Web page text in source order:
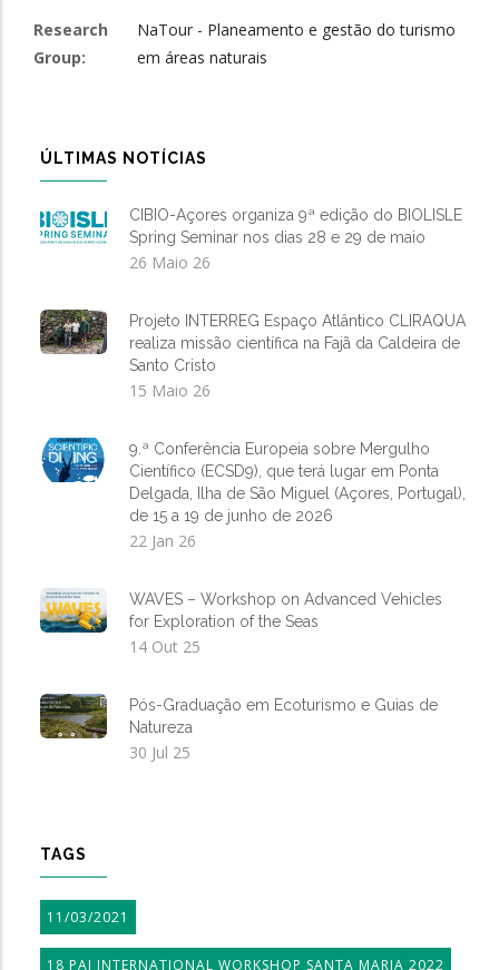
Research
Group
NaTour - Planeamento e gestão do turismo
em áreas naturais
ÚLTIMAS NOTÍCIAS
CIBIO-Açores organiza 9ª edição do BIOLISLE
Spring Seminar nos dias 28 e 29 de maio
26 Maio 26
Projeto INTERREG Espaço Atlântico CLIRAQUA
realiza missão científica na Fajã da Caldeira de
Santo Cristo
15 Maio 26
9.ª Conferência Europeia sobre Mergulho
Científico (ECSD9), que terá lugar em Ponta
Delgada, Ilha de São Miguel (Açores, Portugal),
de 15 a 19 de junho de 2026
22 Jan 26
WAVES – Workshop on Advanced Vehicles
for Exploration of the Seas
14 Out 25
Pós-Graduação em Ecoturismo e Guias de
Natureza
30 Jul 25
TAGS
11/03/2021
18 PAI INTERNATIONAL WORKSHOP SANTA MARIA 2022